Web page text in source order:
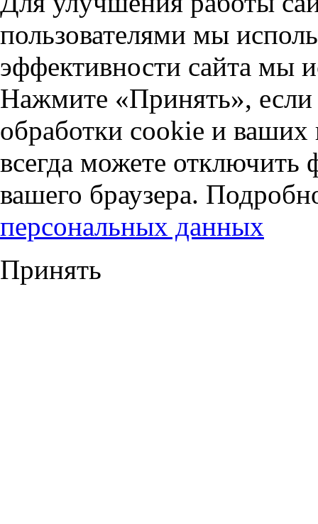
пользователями мы
эффективности сайта мы
Нажмите «Принять», если
обработки cookie и
всегда можете отключить
вашего браузера.
персональных данных
Принять